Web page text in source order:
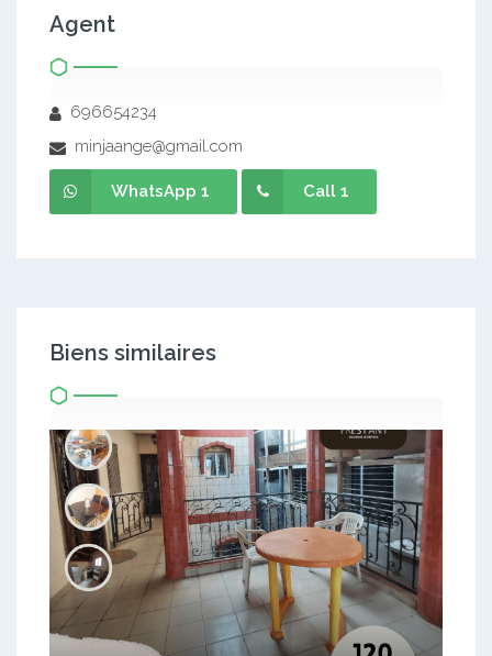
Agent
696654234
minjaange@gmail.com
WhatsApp 1 Call 1
Biens similaires